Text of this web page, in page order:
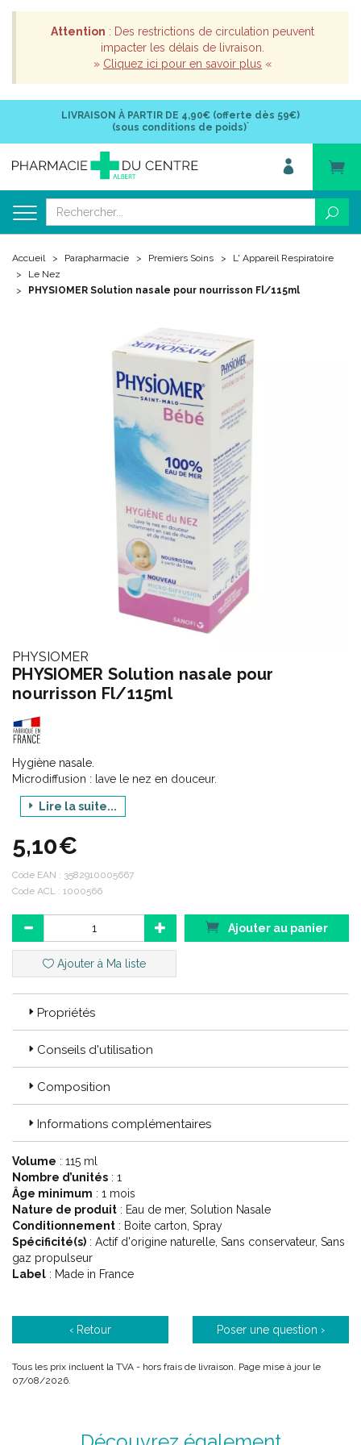
Attention : Des restrictions de circulation peuvent
impacter les délais de livraison.
» Cliquez ici pour en savoir plus «
LIVRAISON À PARTIR DE 4,90€ (offerte dès 59€)
(sous conditions de poids)*
Accueil Parapharmacie Premiers Soins
L' Appareil Respiratoire
Le Nez
PHYSIOMER Solution nasale pour nourrisson Fl/115ml
PHYSIOMER
PHYSIOMER Solution nasale pour
nourrisson Fl/115ml
Hygiène nasale.
Microdiffusion : lave le nez en douceur.
Toute la richesse naturelle en oligoéléments de l'eau de mer.
Code ACL : 6640775
Lire la suite...
5,10€
Code EAN : 3582910005667
Code ACL : 1000566
Ajouter au panier
Ajouter à Ma liste
Propriétés
Conseils d'utilisation
Composition
Informations complémentaires
Volume : 115 ml
Nombre d’unités : 1
Âge minimum : 1 mois
Nature de produit : Eau de mer, Solution Nasale
Conditionnement : Boite carton, Spray
Spécificité(s) : Actif d'origine naturelle, Sans conservateur, Sans
gaz propulseur
Label : Made in France
‹ Retour Poser une question ›
Tous les prix incluent la TVA - hors frais de livraison. Page mise à jour le
07/08/2026.